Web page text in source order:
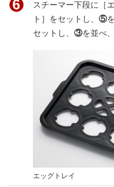
6
スチーマー下段に［
ト］をセットし、 ⑤
セットし、 ③を並べ
エッグトレイ